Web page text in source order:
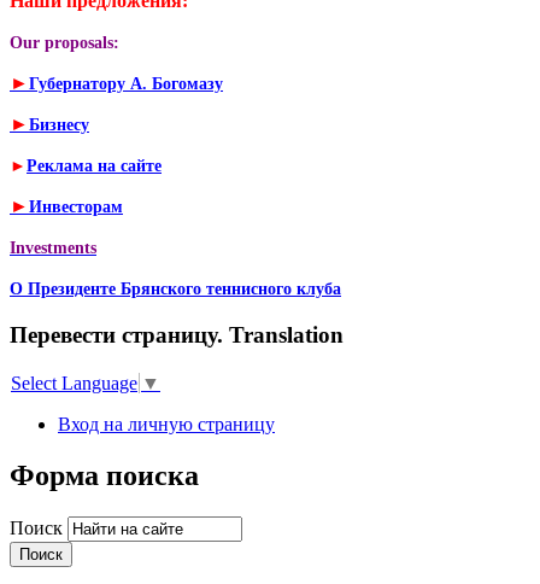
Our proposals:
► Губернатору А. Богомазу
► Бизнесу
► Реклама на сайте
► Инвесторам
Investments
О Президенте Брянского теннисного клуба
Перевести страницу. Translation
Select Language ▼
Вход на личную страницу
Форма поиска
Поиск